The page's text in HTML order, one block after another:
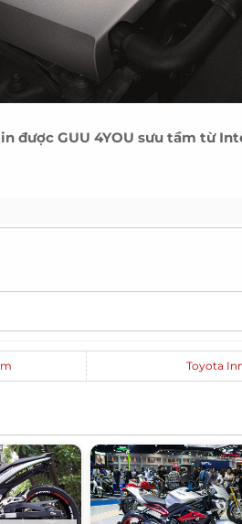
được GUU 4YOU sưu tầm từ
Toyota